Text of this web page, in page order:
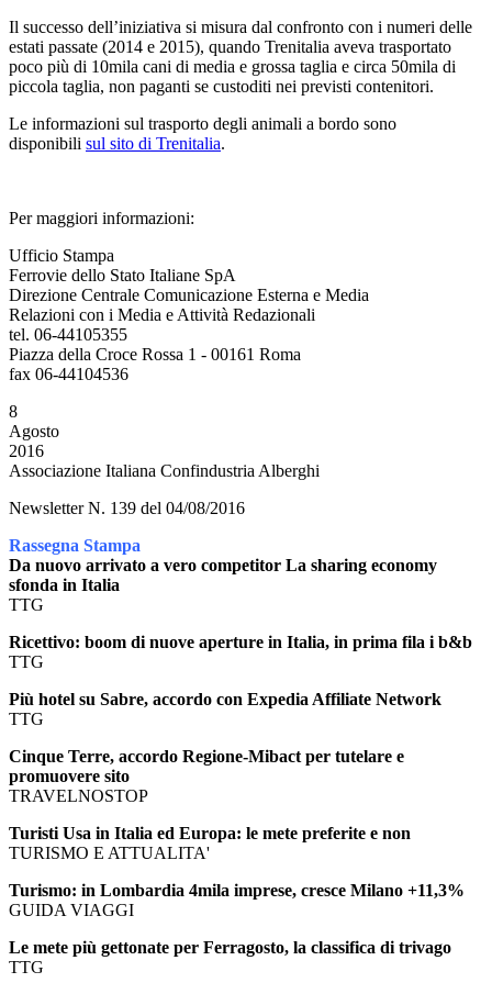
Il successo dell’iniziativa si misura dal confronto con i numeri delle
estati passate (2014 e 2015), quando Trenitalia aveva trasportato
poco più di 10mila cani di media e grossa taglia e circa 50mila di
piccola taglia, non paganti se custoditi nei previsti contenitori.
Le informazioni sul trasporto degli animali a bordo sono
disponibili sul sito di Trenitalia.
Per maggiori informazioni:
Ufficio Stampa
Ferrovie dello Stato Italiane SpA
Direzione Centrale Comunicazione Esterna e Media
Relazioni con i Media e Attività Redazionali
tel. 06-44105355
Piazza della Croce Rossa 1 - 00161 Roma
fax 06-44104536
8
Agosto
2016
Associazione Italiana Confindustria Alberghi
Newsletter N. 139 del 04/08/2016
Rassegna Stampa
Da nuovo arrivato a vero competitor La sharing economy
sfonda in Italia
TTG
Ricettivo: boom di nuove aperture in Italia, in prima fila i b&b
TTG
Più hotel su Sabre, accordo con Expedia Affiliate Network
TTG
Cinque Terre, accordo Regione-Mibact per tutelare e
promuovere sito
TRAVELNOSTOP
Turisti Usa in Italia ed Europa: le mete preferite e non
TURISMO E ATTUALITA'
Turismo: in Lombardia 4mila imprese, cresce Milano +11,3%
GUIDA VIAGGI
Le mete più gettonate per Ferragosto, la classifica di trivago
TTG